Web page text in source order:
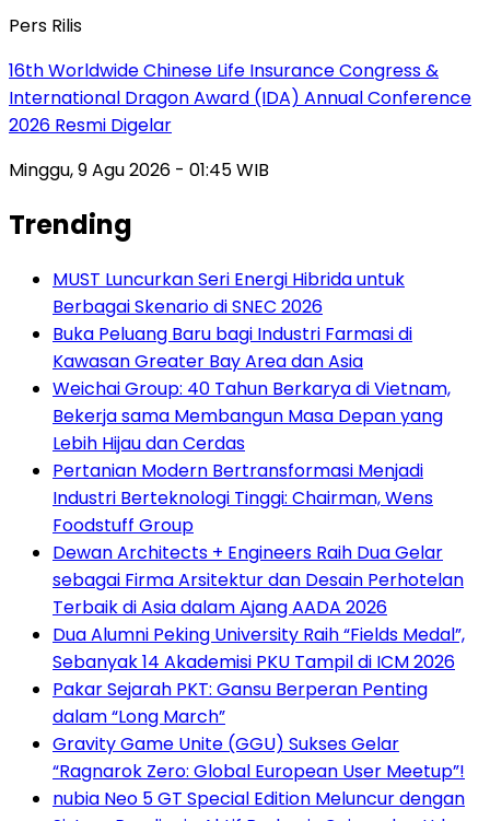
Pers Rilis
16th Worldwide Chinese Life Insurance Congress &
International Dragon Award (IDA) Annual Conference
2026 Resmi Digelar
Minggu, 9 Agu 2026 - 01:45 WIB
Trending
MUST Luncurkan Seri Energi Hibrida untuk
Berbagai Skenario di SNEC 2026
Buka Peluang Baru bagi Industri Farmasi di
Kawasan Greater Bay Area dan Asia
Weichai Group: 40 Tahun Berkarya di Vietnam,
Bekerja sama Membangun Masa Depan yang
Lebih Hijau dan Cerdas
Pertanian Modern Bertransformasi Menjadi
Industri Berteknologi Tinggi: Chairman, Wens
Foodstuff Group
Dewan Architects + Engineers Raih Dua Gelar
sebagai Firma Arsitektur dan Desain Perhotelan
Terbaik di Asia dalam Ajang AADA 2026
Dua Alumni Peking University Raih “Fields Medal”,
Sebanyak 14 Akademisi PKU Tampil di ICM 2026
Pakar Sejarah PKT: Gansu Berperan Penting
dalam “Long March”
Gravity Game Unite (GGU) Sukses Gelar
“Ragnarok Zero: Global European User Meetup”!
nubia Neo 5 GT Special Edition Meluncur dengan